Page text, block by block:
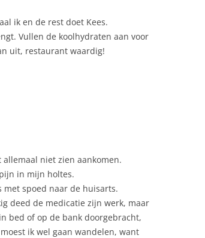
ik en de rest doet Kees.
Vullen de koolhydraten aan voor
uit, restaurant waardig!
niet zien aankomen.
in mijn holtes.
spoed naar de huisarts.
deed de medicatie zijn werk, maar
bed of op de bank doorgebracht,
ik wel gaan wandelen, want